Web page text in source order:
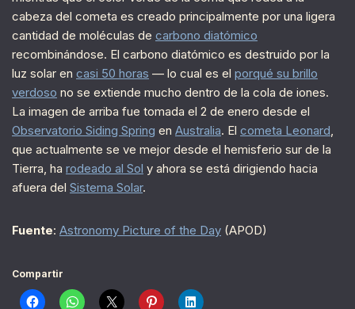
cabeza del cometa es creado principalmente por una ligera
cantidad de moléculas de carbono diatómico
recombinándose. El carbono diatómico es destruido por la
luz solar en casi 50 horas — lo cual es el porqué su brillo
verdoso no se extiende mucho dentro de la cola de iones.
La imagen de arriba fue tomada el 2 de enero desde el
Observatorio Siding Spring en Australia. El cometa Leonard,
que actualmente se ve mejor desde el hemisferio sur de la
Tierra, ha rodeado al Sol y ahora se está dirigiendo hacia
afuera del Sistema Solar.
Fuente: Astronomy Picture of the Day (APOD)
Compartir